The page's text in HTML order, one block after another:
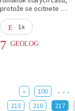
protože se ocitnete …
1x
GEOLOG
« 100 ...
215 216 217